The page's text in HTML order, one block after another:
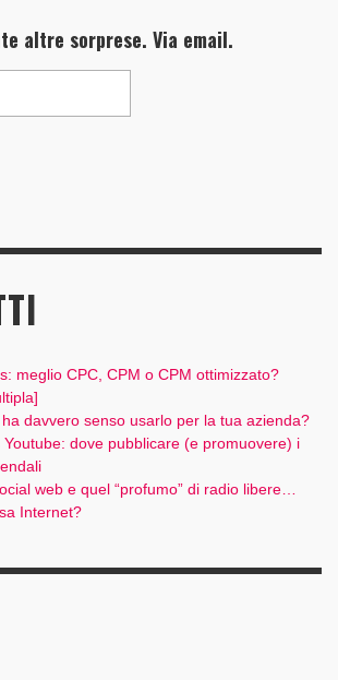
altre sorprese. Via email.
meglio CPC, CPM o CPM ottimizzato?
davvero senso usarlo per la tua azienda?
Youtube: dove pubblicare (e promuovere) i
web e quel “profumo” di radio libere…
Internet?